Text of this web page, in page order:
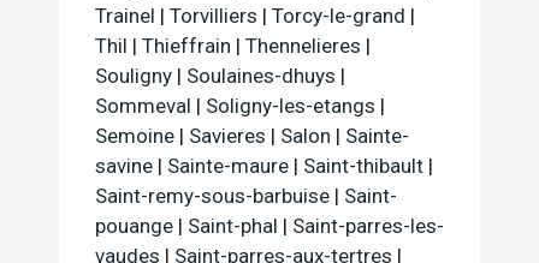
Trainel | Torvilliers | Torcy-le-grand |
Thil | Thieffrain | Thennelieres |
Souligny | Soulaines-dhuys |
Sommeval | Soligny-les-etangs |
Semoine | Savieres | Salon | Sainte-
savine | Sainte-maure | Saint-thibault |
Saint-remy-sous-barbuise | Saint-
pouange | Saint-phal | Saint-parres-les-
vaudes | Saint-parres-aux-tertres |